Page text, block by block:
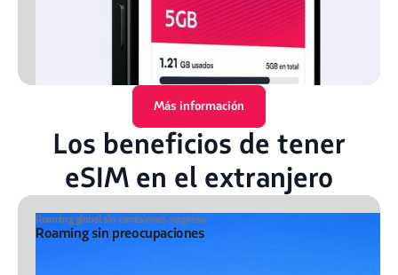
Más información
Los beneficios de tener
eSIM en el extranjero
Roaming global sin comisiones sorpresa
Roaming sin preocupaciones